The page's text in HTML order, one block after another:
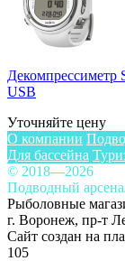
Декомпрессиметр
USB
Уточняйте цену
О компании
Для бассейна
© 2018—2026
Подводный
Рыболовные
г. Воронеж, пр-т
Сайт создан на
105